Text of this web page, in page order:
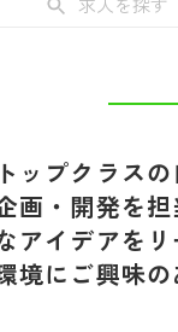
求人を探す
ップクラスの
画・開発を
アイデアを
境にご興味